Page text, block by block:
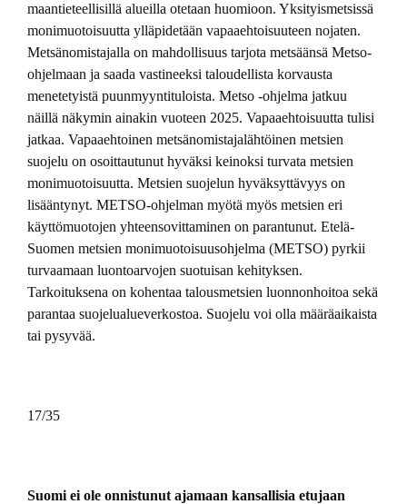
maantieteellisillä alueilla otetaan huomioon. Yksityismetsissä
monimuotoisuutta ylläpidetään vapaaehtoisuuteen nojaten.
Metsänomistajalla on mahdollisuus tarjota metsäänsä Metso-
ohjelmaan ja saada vastineeksi taloudellista korvausta
menetetyistä puunmyyntituloista. Metso -ohjelma jatkuu
näillä näkymin ainakin vuoteen 2025. Vapaaehtoisuutta tulisi
jatkaa. Vapaaehtoinen metsänomistajalähtöinen metsien
suojelu on osoittautunut hyväksi keinoksi turvata metsien
monimuotoisuutta. Metsien suojelun hyväksyttävyys on
lisääntynyt. METSO-ohjelman myötä myös metsien eri
käyttömuotojen yhteensovittaminen on parantunut. Etelä-
Suomen metsien monimuotoisuusohjelma (METSO) pyrkii
turvaamaan luontoarvojen suotuisan kehityksen.
Tarkoituksena on kohentaa talousmetsien luonnonhoitoa sekä
parantaa suojelualueverkostoa. Suojelu voi olla määräaikaista
tai pysyvää.
17/35
Suomi ei ole onnistunut ajamaan kansallisia etujaan